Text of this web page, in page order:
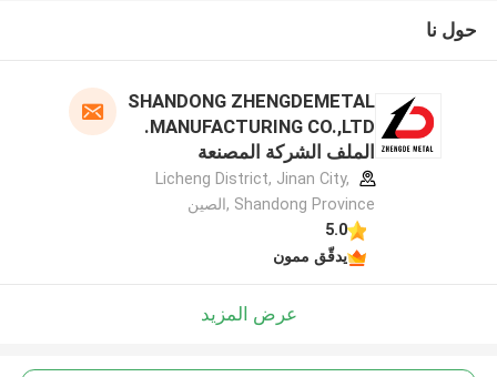
حول نا
SHANDONG ZHENGDEMETAL
MANUFACTURING CO.,LTD.
الملف الشركة المصنعة
Licheng District, Jinan City,
Shandong Province ,الصين
5.0
يدقّق ممون
عرض المزيد